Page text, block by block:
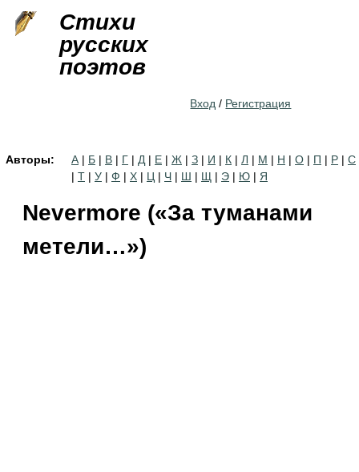
Стихи
русских
поэтов
Вход / Регистрация
Авторы: А | Б | В | Г | Д | Е | Ж | З | И | К | Л | М | Н | О | П | Р | С
| Т | У | Ф | Х | Ц | Ч | Ш | Щ | Э | Ю | Я
Nevermore («За туманами
метели…»)